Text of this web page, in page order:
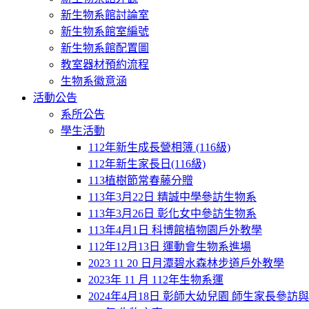
新生物系館討論室
新生物系館室編號
新生物系館配置圖
教室器材預約流程
生物系徽意涵
活動公告
系所公告
學生活動
112年新生成長營相簿 (116級)
112年新生家長日(116級)
113植樹節常春藤分贈
113年3月22日 精誠中學參訪生物系
113年3月26日 彰化女中參訪生物系
113年4月1日 科博館植物園戶外教學
112年12月13日 運動會生物系進場
2023 11 20 日月潭碧水森林步道戶外教學
2023年 11 月 112年生物系運
2024年4月18日 彰師大幼兒園 師生家長參訪